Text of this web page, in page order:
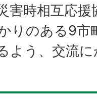
害時相互応
りのある9市
よう、交流